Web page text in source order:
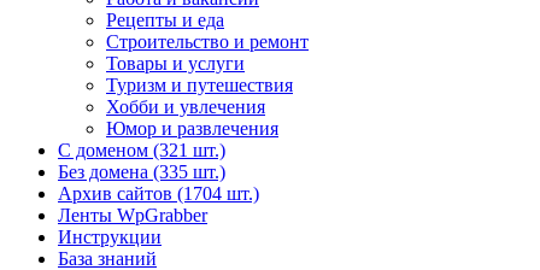
Рецепты и еда
Строительство и ремонт
Товары и услуги
Туризм и путешествия
Хобби и увлечения
Юмор и развлечения
С доменом (321 шт.)
Без домена (335 шт.)
Архив сайтов (1704 шт.)
Ленты WpGrabber
Инструкции
База знаний